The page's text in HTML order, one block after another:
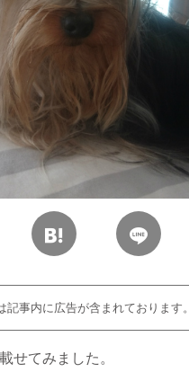
記事内に広告が含まれております。
せてみました。